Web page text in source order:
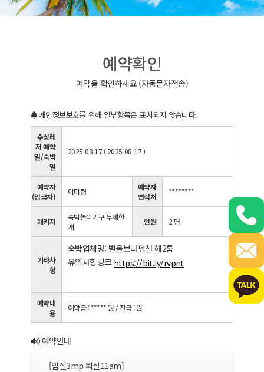
예약확인
예약을 확인하세요 (자동문자전송)
개인정보보호를 위해 일부항목은 표시되지 않습니다.
수상레
저 예약
일/숙박
일
2025-08-17 ( 2025-08-17 )
예약자
(입금자)
이미령
예약자
연락처
********
패키지
숙박놀이기구 무제한
개
인원 2 명
기타사
항
숙박업체명: 별을보다펜션 해2룸
유의사항링크 https://bit.ly/rvpnt
예약내
용
예약금 : ***** 원 / 잔금 : 원
예약안내
[입실3mp 퇴실11am]